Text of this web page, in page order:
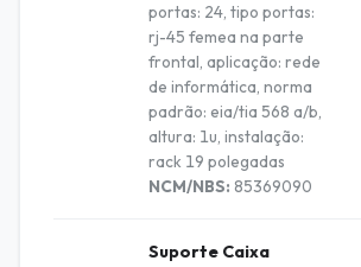
portas: 24, tipo portas:
rj-45 femea na parte
frontal, aplicação: rede
de informática, norma
padrão: eia/tia 568 a/b,
altura: 1u, instalação:
rack 19 polegadas
NCM/NBS: 85369090
Suporte Caixa